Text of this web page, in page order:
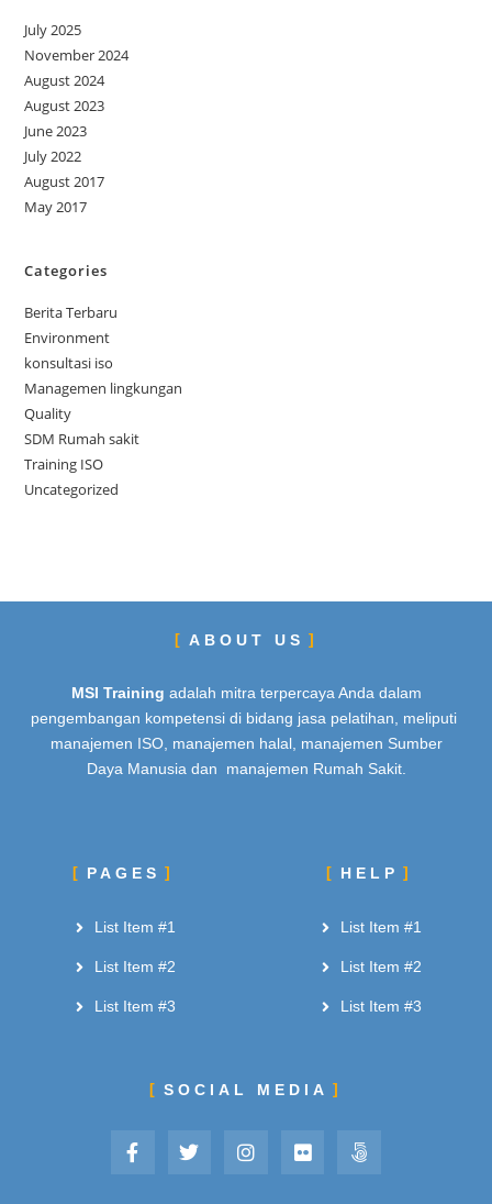
July 2025
November 2024
August 2024
August 2023
June 2023
July 2022
August 2017
May 2017
Categories
Berita Terbaru
Environment
konsultasi iso
Managemen lingkungan
Quality
SDM Rumah sakit
Training ISO
Uncategorized
ABOUT US
MSI Training adalah mitra terpercaya Anda dalam
pengembangan kompetensi di bidang jasa pelatihan, meliputi
manajemen ISO, manajemen halal, manajemen Sumber
Daya Manusia dan manajemen Rumah Sakit.
PAGES
List Item #1
List Item #2
List Item #3
HELP
List Item #1
List Item #2
List Item #3
SOCIAL MEDIA